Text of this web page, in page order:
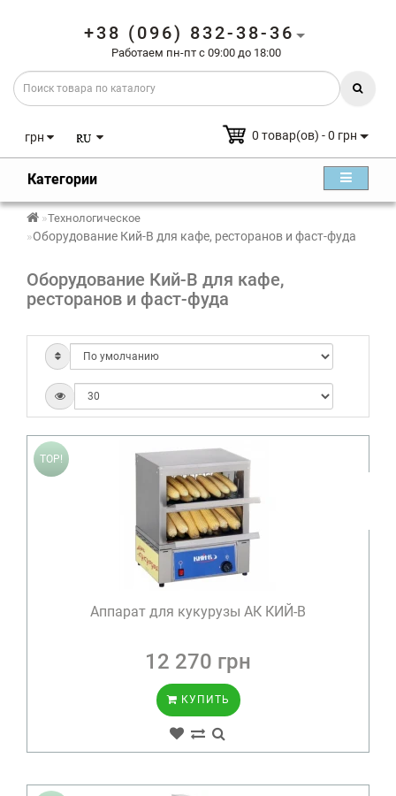
+38 (096) 832-38-36
Работаем пн-пт с 09:00 до 18:00
грн 0 товар(ов) - 0 грн
Категории
Технологическое
Оборудование Кий-В для кафе, ресторанов и фаст-фуда
Оборудование Кий-В для кафе,
ресторанов и фаст-фуда
TOP!
Аппарат для кукурузы АК КИЙ-В
12 270 грн
КУПИТЬ